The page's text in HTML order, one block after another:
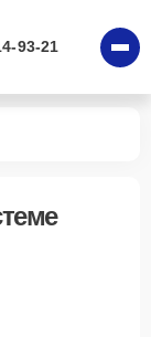
93-21